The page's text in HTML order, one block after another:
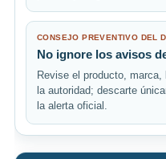
CONSEJO PREVENTIVO DEL
No ignore los avisos
Revise el producto,
la autoridad; descarte
la alerta oficial.